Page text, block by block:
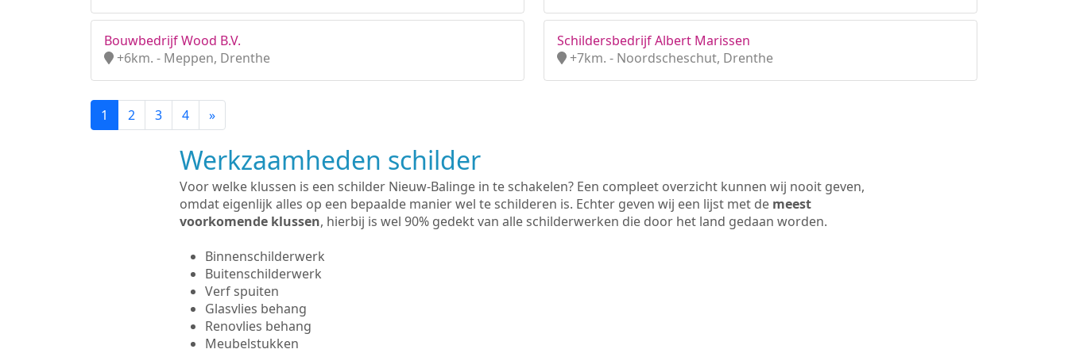
Bouwbedrijf Wood B.V.
+6km. - Meppen, Drenthe
Schildersbedrijf Albert Marissen
+7km. - Noordscheschut, Drenthe
1 2 3 4 »
Werkzaamheden schilder
Voor welke klussen is een schilder Nieuw-Balinge in te schakelen? Een compleet overzicht kunnen wij nooit geven,
omdat eigenlijk alles op een bepaalde manier wel te schilderen is. Echter geven wij een lijst met de meest
voorkomende klussen, hierbij is wel 90% gedekt van alle schilderwerken die door het land gedaan worden.
Binnenschilderwerk
Buitenschilderwerk
Verf spuiten
Glasvlies behang
Renovlies behang
Meubelstukken